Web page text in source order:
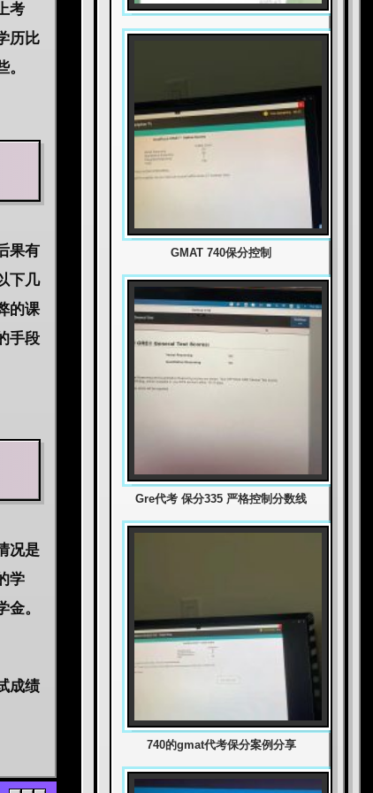
考
历比
果有
下几
的课
手段
况是
学
。
成绩
GMAT 740保分控制
Gre代考 保分335 严格控制分数线
740的gmat代考保分案例分享